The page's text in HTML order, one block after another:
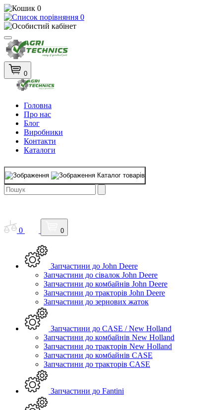
0
0
0
Головна
Про нас
Блог
Виробники
Контакти
Каталоги
Каталог товарів
0 0
Запчастини до John Deere
Запчастини до сівалок John Deere
Запчастини до комбайнів John Deere
Запчастини до тракторів John Deere
Запчастини до зернових жаток
Запчастини до CASE / New Holland
Запчастини до комбайнів New Holland
Запчастини до тракторів New Holland
Запчастини до комбайнів CASE
Запчастини до тракторів CASE
Запчастини до Fantini